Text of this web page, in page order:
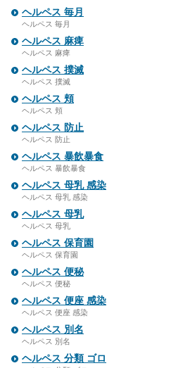
ヘルペス 毎月
ヘルペス 毎月
ヘルペス 麻痺
ヘルペス 麻痺
ヘルペス 撲滅
ヘルペス 撲滅
ヘルペス 頬
ヘルペス 頬
ヘルペス 防止
ヘルペス 防止
ヘルペス 暴飲暴食
ヘルペス 暴飲暴食
ヘルペス 母乳 感染
ヘルペス 母乳 感染
ヘルペス 母乳
ヘルペス 母乳
ヘルペス 保育園
ヘルペス 保育園
ヘルペス 便秘
ヘルペス 便秘
ヘルペス 便座 感染
ヘルペス 便座 感染
ヘルペス 別名
ヘルペス 別名
ヘルペス 分類 ゴロ